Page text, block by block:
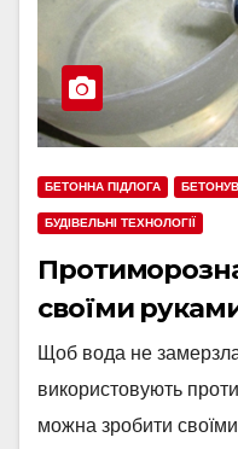
БЕТОННА ПІДЛОГА
БУДІВЕЛЬНІ ТЕХНОЛОГІЇ
своїми
Щоб вода не
використовують
можна зробити